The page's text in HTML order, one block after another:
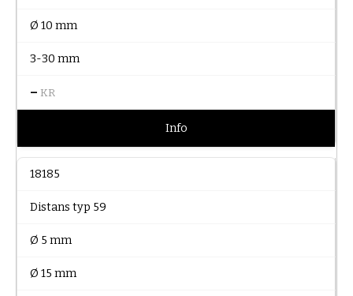
Ø 10 mm
3-30 mm
– KR
Info
18185
Distans typ 59
Ø 5 mm
Ø 15 mm